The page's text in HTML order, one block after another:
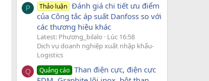
P Thảo luận Đánh giá chi tiết ưu điểm
của Công tắc áp suất Danfoss so với
các thương hiệu khác
Latest: Phương_bilalo
Lúc 16:58
Dịch vụ doanh nghiệp xuất nhập khẩu-
Logistics
Q Quảng cáo Than điện cực, điện cực